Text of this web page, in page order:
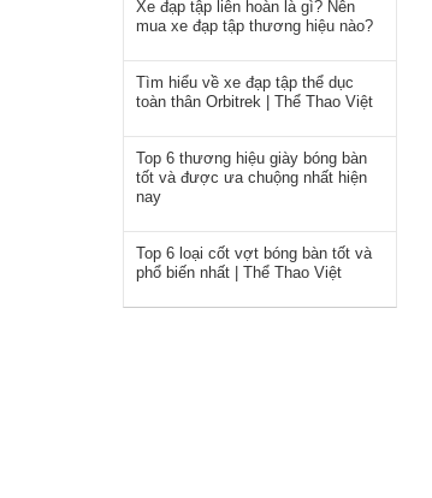
Xe đạp tập liên hoàn là gì? Nên
mua xe đạp tập thương hiệu nào?
Tìm hiểu về xe đạp tập thể dục
toàn thân Orbitrek | Thể Thao Việt
Top 6 thương hiệu giày bóng bàn
tốt và được ưa chuộng nhất hiện
nay
Top 6 loại cốt vợt bóng bàn tốt và
phổ biến nhất | Thể Thao Việt